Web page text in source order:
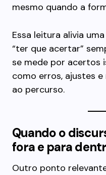
mesmo quando a
Essa leitura alivia
“ter que acertar”
se mede por acertos
como erros, ajustes
ao percurso.
Quando o
fora e para
Outro ponto